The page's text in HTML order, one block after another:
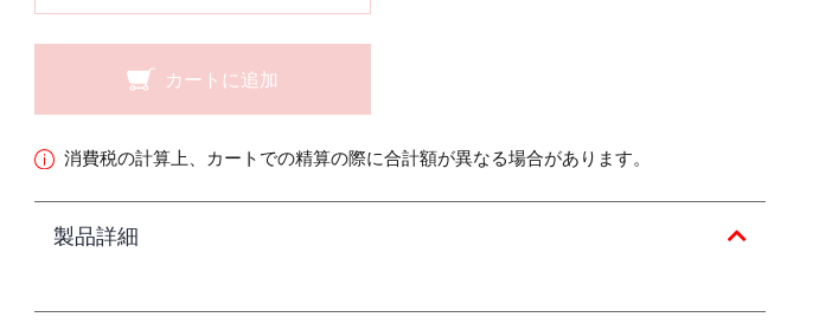
カートに追加
消費税の計算上、カートでの精算の際に合計額が異なる場合があります。
製品詳細